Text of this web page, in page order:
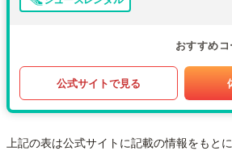
おすすめ
公式サイトで見る
上記の表は公式サイトに記載の情報をもと